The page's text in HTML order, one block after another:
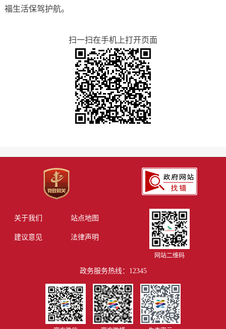
福生活保驾护航。
扫一扫在手机上打开页面
关于我们 站点地图
建议意见 法律声明
网站二维码
政务服务热线：12345